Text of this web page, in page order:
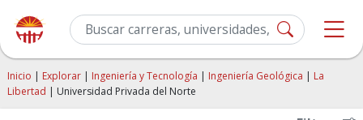
Inicio | Explorar | Ingeniería y Tecnología | Ingeniería Geológica | La
Libertad | Universidad Privada del Norte